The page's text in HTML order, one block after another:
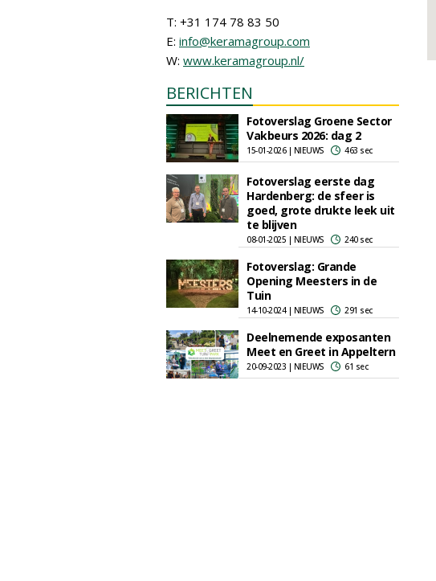
T: +31 174 78 83 50
E: info@keramagroup.com
W: www.keramagroup.nl/
BERICHTEN
Fotoverslag Groene Sector
Vakbeurs 2026: dag 2
15-01-2026 | NIEUWS 463 sec
Fotoverslag eerste dag
Hardenberg: de sfeer is
goed, grote drukte leek uit
te blijven
08-01-2025 | NIEUWS 240 sec
Fotoverslag: Grande
Opening Meesters in de
Tuin
14-10-2024 | NIEUWS 291 sec
Deelnemende exposanten
Meet en Greet in Appeltern
20-09-2023 | NIEUWS 61 sec